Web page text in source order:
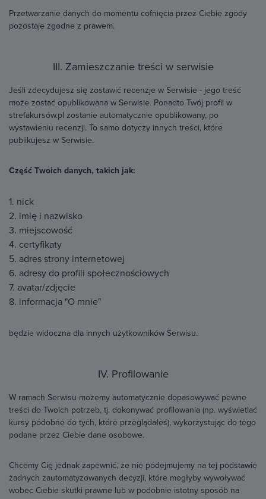
Przetwarzanie danych do momentu cofnięcia przez Ciebie zgody
pozostaje zgodne z prawem.
III. Zamieszczanie treści w serwisie
Jeśli zdecydujesz się zostawić recenzje w Serwisie - jego treść
może zostać opublikowana w Serwisie. Ponadto Twój profil w
strefakursów.pl zostanie automatycznie opublikowany, po
wystawieniu recenzji. To samo dotyczy innych treści, które
publikujesz w Serwisie.
Część Twoich danych, takich jak:
1. nick
2. imię i nazwisko
3. miejscowość
4. certyfikaty
5. adres strony internetowej
6. adresy do profili społecznościowych
7. avatar/zdjęcie
8. informacja "O mnie"
będzie widoczna dla innych użytkowników Serwisu.
IV. Profilowanie
W ramach Serwisu możemy automatycznie dopasowywać pewne
treści do Twoich potrzeb, tj. dokonywać profilowania (np. wyświetlać
kursy podobne do tych, które przeglądałeś), wykorzystując do tego
podane przez Ciebie dane osobowe.
Chcemy Cię jednak zapewnić, że nie podejmujemy na tej podstawie
żadnych zautomatyzowanych decyzji, które mogłyby wywoływać
wobec Ciebie skutki prawne lub w podobnie istotny sposób na